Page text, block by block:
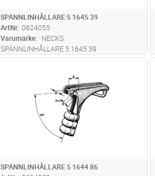
SPÄNNLINHÅLLARE 5 1645 39
ArtNr 0624055
Varumärke
NECKS
SPÄNNLINHÅLLARE 5 1645 39
SPÄNNLINHÅLLARE 5 1644 86